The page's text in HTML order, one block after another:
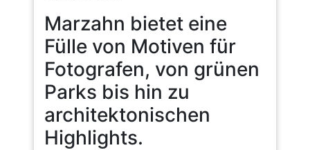
Marzahn bietet eine
Fülle von Motiven für
Fotografen, von grünen
Parks bis hin zu
architektonischen
Highlights.